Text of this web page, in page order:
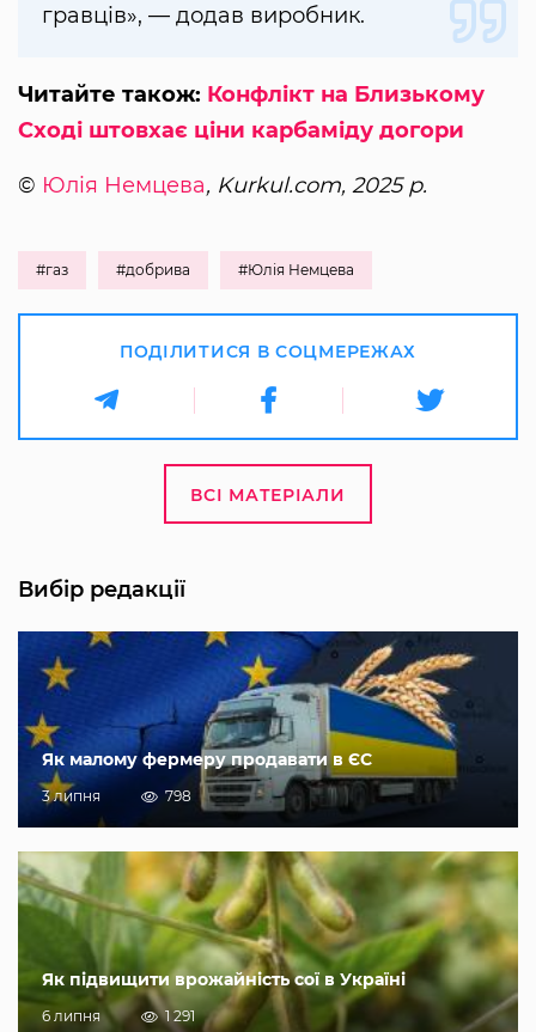
гравців», — додав виробник.
Читайте також: Конфлікт на Близькому
Сході штовхає ціни карбаміду догори
© Юлія Немцева, Kurkul.com, 2025 р.
#газ #добрива #Юлія Немцева
ПОДІЛИТИСЯ В СОЦМЕРЕЖАХ
ВСІ МАТЕРІАЛИ
Вибір редакції
Як малому фермеру продавати в ЄС
3 липня 798
Як підвищити врожайність сої в Україні
6 липня 1 291